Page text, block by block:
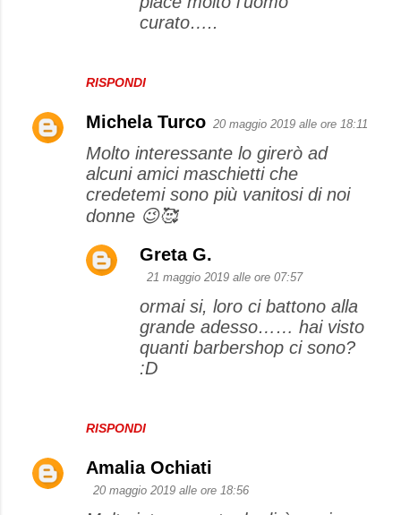
RISPONDI
curato…..
Michela Turco 20 maggio 2019 alle ore 18:11
Molto interessante lo girerò ad
alcuni amici maschietti che
credetemi sono più vanitosi di noi
donne 😉🥰
RISPONDI
Greta G.
21 maggio 2019 alle ore 07:57
ormai si, loro ci battono alla
grande adesso…… hai visto
quanti barbershop ci sono?
:D
Amalia Ochiati
20 maggio 2019 alle ore 18:56